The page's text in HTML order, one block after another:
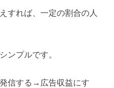
すれば、一定の割合の人
ンプルです。
信する→広告収益にす